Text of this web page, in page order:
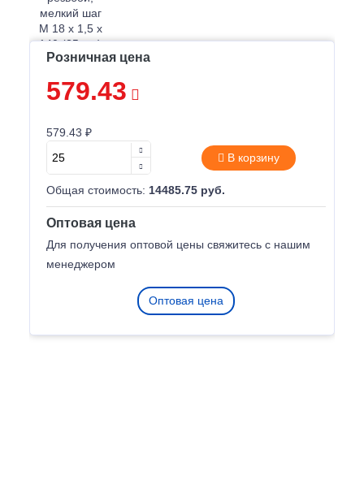
Розничная цена
579.43
579.43 ₽
В корзину
Общая стоимость: 14485.75 руб.
Оптовая цена
Для получения оптовой цены свяжитесь с нашим
менеджером
Оптовая цена